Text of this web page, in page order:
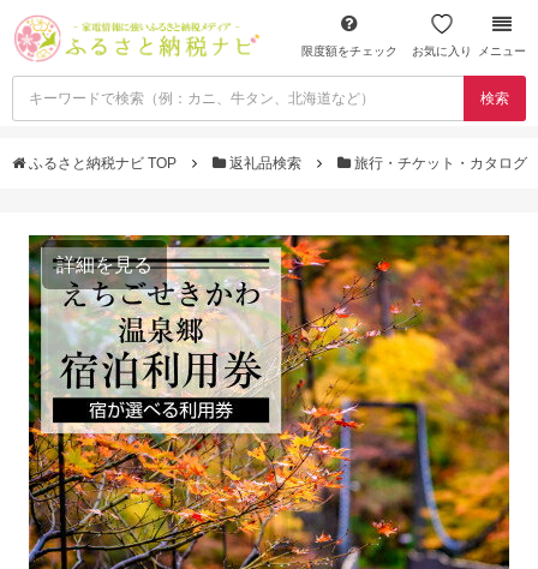
限度額をチェック お気に入り メニュー
検索
ふるさと納税ナビ TOP 返礼品検索 旅行・チケット・カタログ
詳細を見る